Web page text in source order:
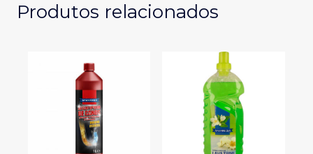
Produtos relacionados